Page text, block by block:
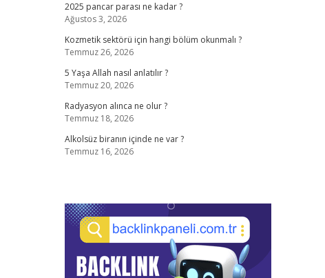
2025 pancar parası ne kadar ?
Ağustos 3, 2026
Kozmetik sektörü için hangi bölüm okunmalı ?
Temmuz 26, 2026
5 Yaşa Allah nasıl anlatılır ?
Temmuz 20, 2026
Radyasyon alınca ne olur ?
Temmuz 18, 2026
Alkolsüz biranın içinde ne var ?
Temmuz 16, 2026